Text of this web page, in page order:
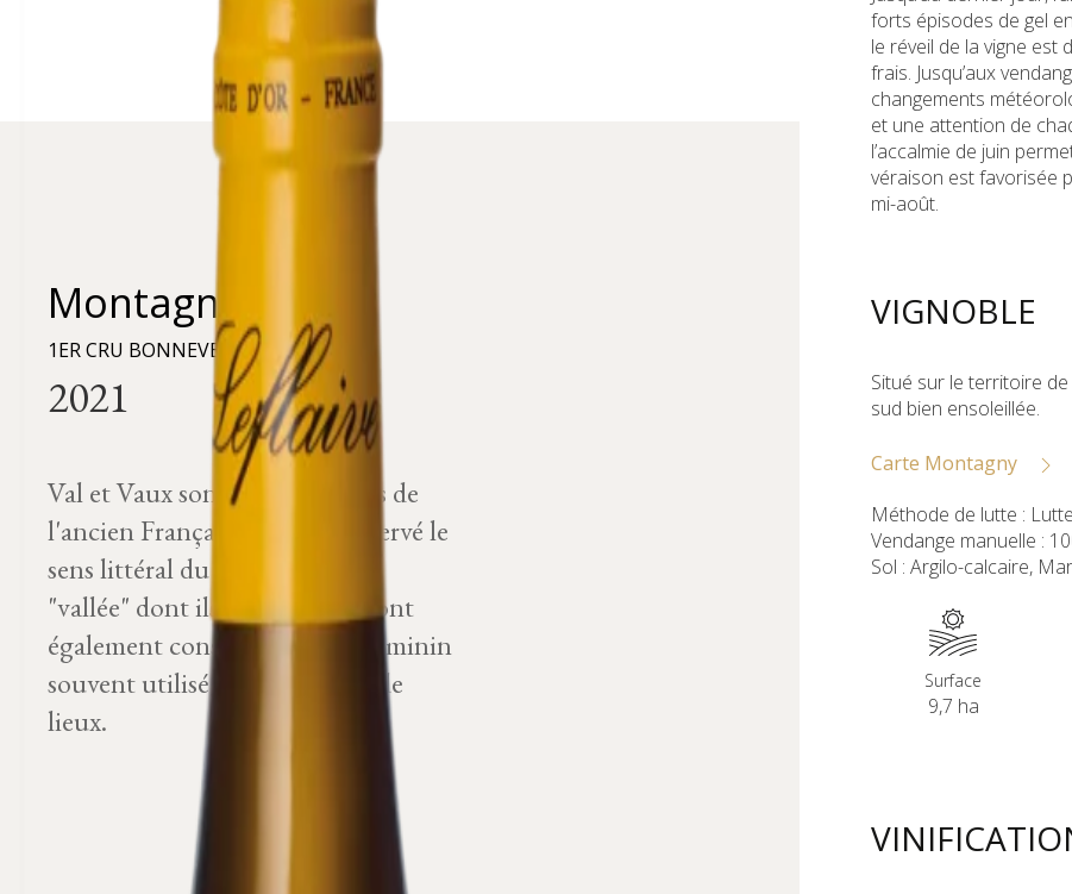
Montagny
1ER CRU BONNEVEAUX
Val et Vaux sont des mots issus de
l'ancien Français qui ont conservé le
sens littéral du mot latin Vallis
"vallée" dont ils sont issus. Ils ont
également conservé le genre féminin
souvent utilisé pour les noms de
lieux.
forts épisodes de gel
le réveil de la vigne est
frais. Jusqu’aux
changements
et une attention de
l’accalmie de juin
véraison est favorisée
mi-août.
VIGNOBLE
Situé sur le territoire
sud bien ensoleillée.
Carte Montagny
Méthode de lutte :
Vendange manuelle :
Sol : Argilo-calcaire,
Surface
9,7 ha